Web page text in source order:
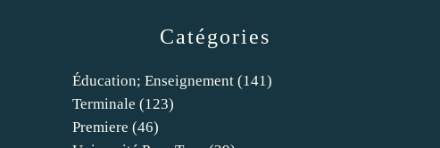
Catégories
Éducation; Enseignement (141)
Terminale (123)
Premiere (46)